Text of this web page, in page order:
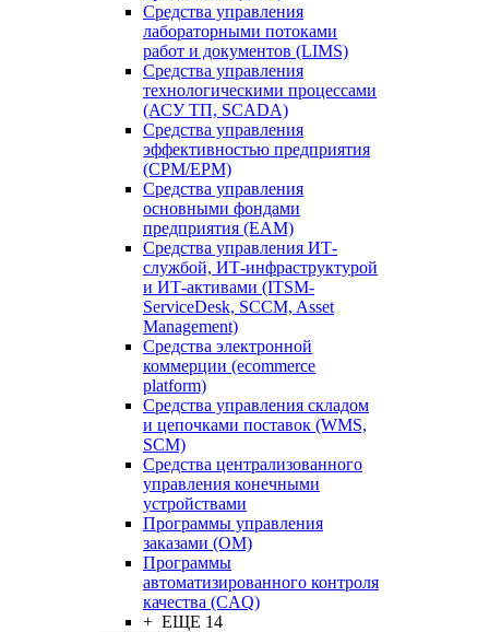
Средства управления
лабораторными потоками
работ и документов (LIMS)
Средства управления
технологическими процессами
(АСУ ТП, SCADA)
Средства управления
эффективностью предприятия
(CPM/EPM)
Средства управления
основными фондами
предприятия (EAM)
Средства управления ИТ-
службой, ИТ-инфраструктурой
и ИТ-активами (ITSM-
ServiceDesk, SCCM, Asset
Management)
Средства электронной
коммерции (ecommerce
platform)
Средства управления складом
и цепочками поставок (WMS,
SCM)
Средства централизованного
управления конечными
устройствами
Программы управления
заказами (OM)
Программы
автоматизированного контроля
качества (CAQ)
+ ЕЩЕ 14